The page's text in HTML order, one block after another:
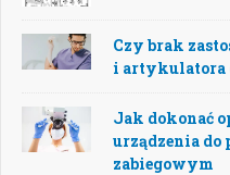
Czy brak
i artykulatora
Jak dokonać
urządzenia
zabiegowym